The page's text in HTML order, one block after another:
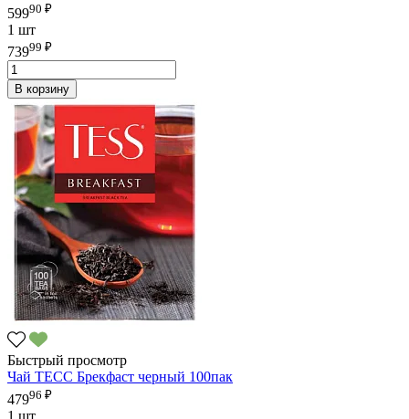
59990 ₽
1 шт
73999 ₽
В корзину
Быстрый просмотр
Чай ТЕСС Брекфаст черный 100пак
47996 ₽
1 шт